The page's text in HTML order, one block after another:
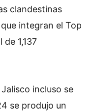
clandestinas
integran el Top
1,137
incluso se
se produjo un